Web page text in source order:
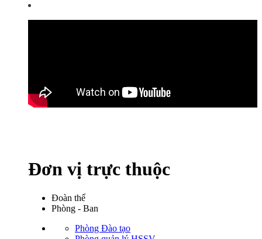
Đơn vị trực thuộc
Đoàn thể
Phòng - Ban
Phòng Đào tạo